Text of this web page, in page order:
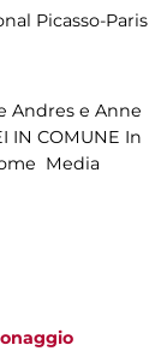
Picasso-Paris
Andres e Anne
IN COMUNE In
Media